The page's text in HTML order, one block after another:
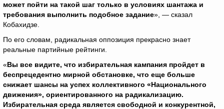
может пойти на такой шаг только в условиях шантажа и
требования выполнить подобное задание», — сказал
Кобахидзе.
По его словам, радикальная оппозиция прекрасно знает
реальные партийные рейтинги.
«Вы все видите, что избирательная кампания пройдет в
беспрецедентно мирной обстановке, что еще больше
снижает шансы на успех коллективного «Национального
движения», ориентированного на радикализацию.
Избирательная среда является свободной и конкурентной,